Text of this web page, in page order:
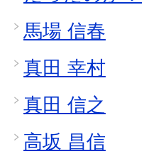
馬場 信春
真田 幸村
真田 信之
高坂 昌信